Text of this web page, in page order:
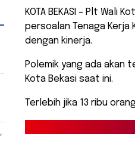
KOTA BEKASI – Plt Wali
persoalan Tenaga Kerja
dengan kinerja.
Polemik yang ada akan
Kota Bekasi saat ini.
Terlebih jika 13 ribu